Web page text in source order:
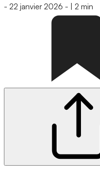
- 22 janvier 2026 - 2 min